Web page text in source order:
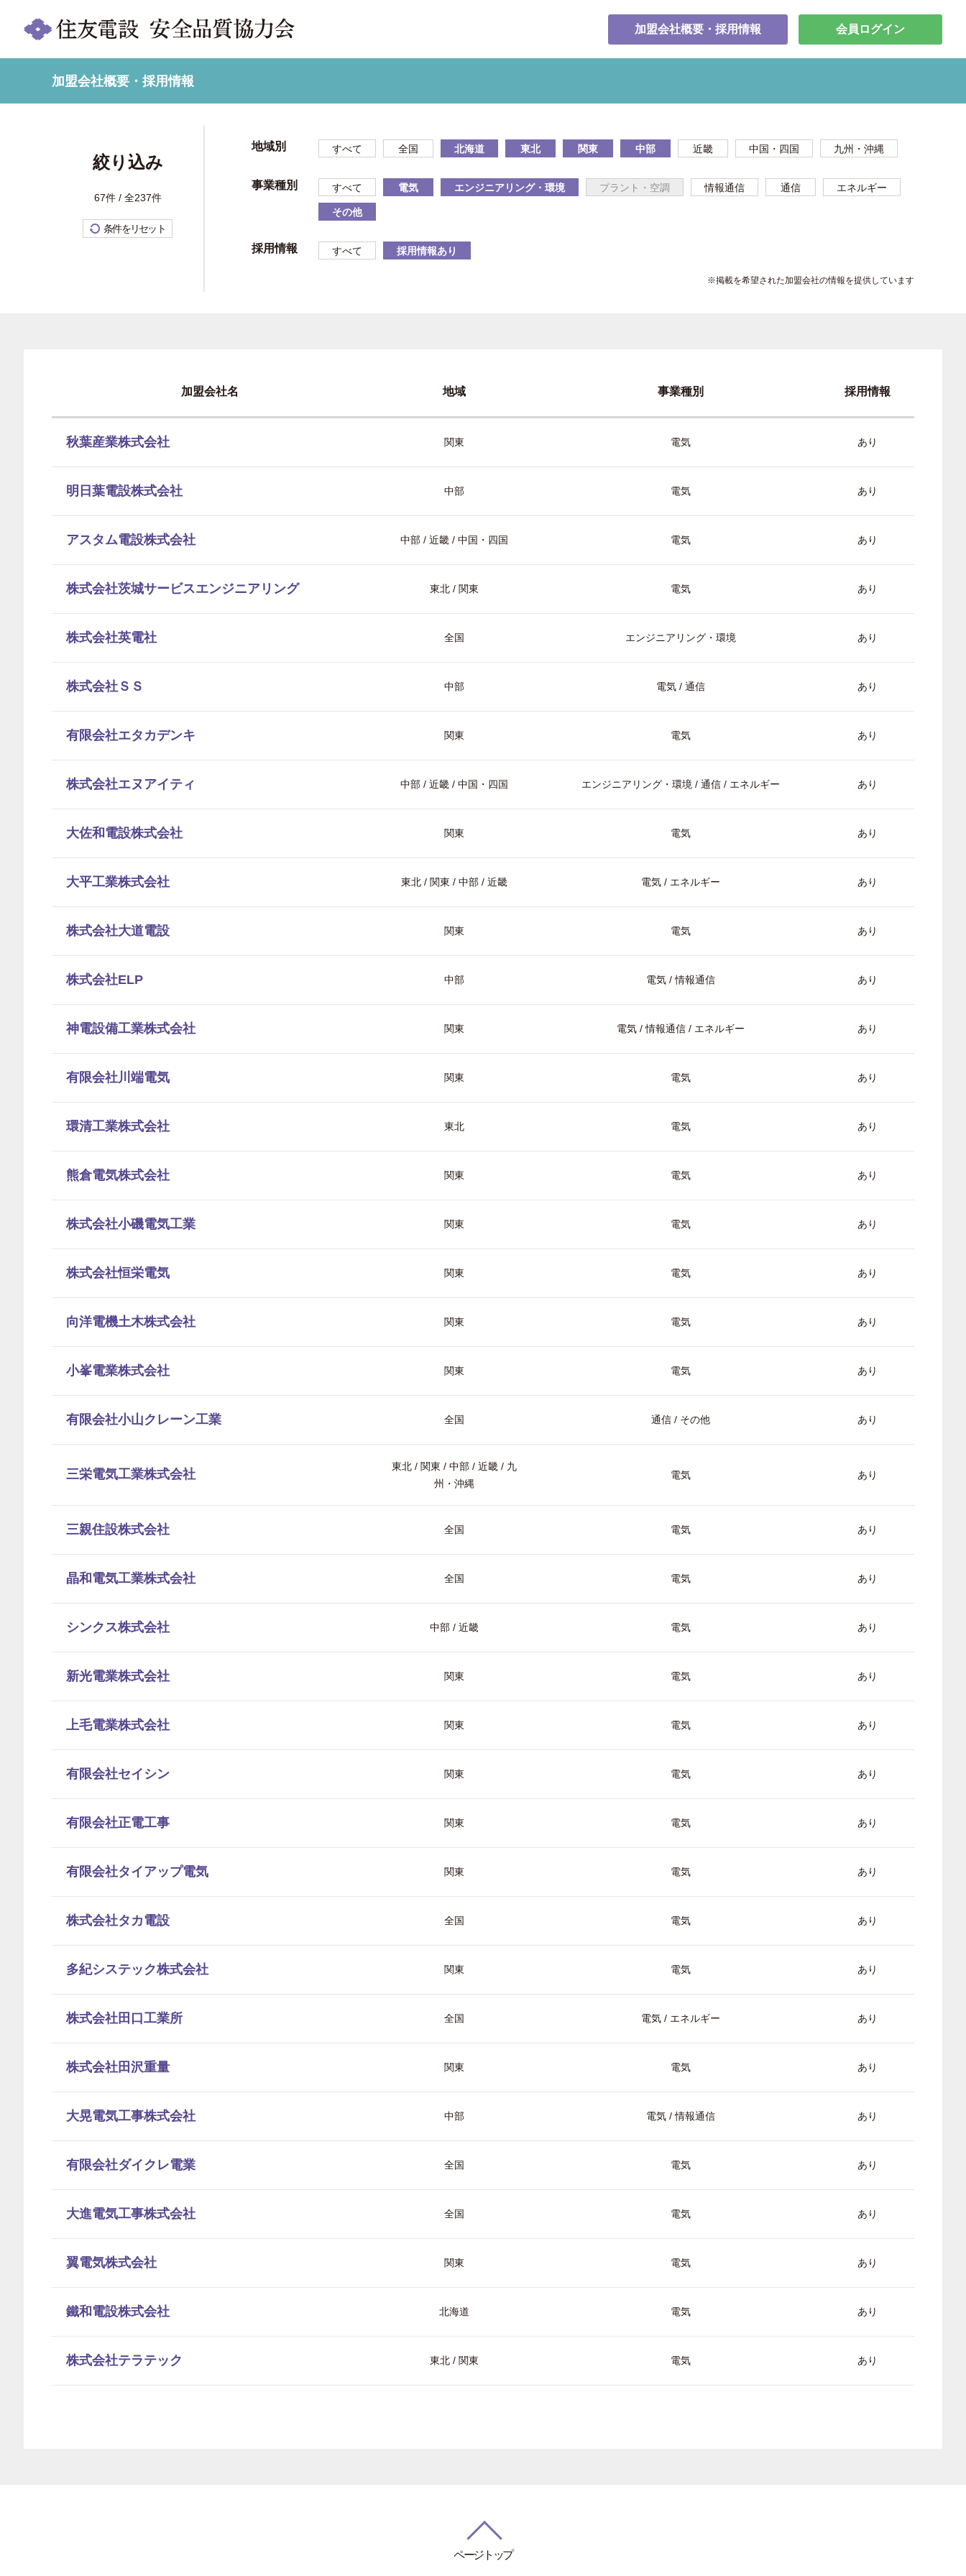
加盟会社概要・採用情報 会員ログイン
加盟会社概要・採用情報
絞り込み
67件 / 全237件
条件をリセット
地域別 すべて 全国 北海道 東北 関東 中部 近畿 中国・四国 九州・沖縄
事業種別 すべて 電気 エンジニアリング・環境 プラント・空調 情報通信 通信 エネルギー
その他
採用情報 すべて 採用情報あり
※掲載を希望された加盟会社の情報を提供しています
加盟会社名 地域 事業種別 採用情報
秋葉産業株式会社 関東 電気 あり
明日葉電設株式会社 中部 電気 あり
アスタム電設株式会社 中部 / 近畿 / 中国・四国 電気 あり
株式会社茨城サービスエンジニアリング 東北 / 関東 電気 あり
株式会社英電社 全国 エンジニアリング・環境 あり
株式会社ＳＳ 中部 電気 / 通信 あり
有限会社エタカデンキ 関東 電気 あり
株式会社エヌアイティ 中部 / 近畿 / 中国・四国 エンジニアリング・環境 / 通信 / エネルギー あり
大佐和電設株式会社 関東 電気 あり
大平工業株式会社 東北 / 関東 / 中部 / 近畿 電気 / エネルギー あり
株式会社大道電設 関東 電気 あり
株式会社ELP 中部 電気 / 情報通信 あり
神電設備工業株式会社 関東 電気 / 情報通信 / エネルギー あり
有限会社川端電気 関東 電気 あり
環清工業株式会社 東北 電気 あり
熊倉電気株式会社 関東 電気 あり
株式会社小磯電気工業 関東 電気 あり
株式会社恒栄電気 関東 電気 あり
向洋電機土木株式会社 関東 電気 あり
小峯電業株式会社 関東 電気 あり
有限会社小山クレーン工業 全国 通信 / その他 あり
三栄電気工業株式会社
東北 / 関東 / 中部 / 近畿 / 九
州・沖縄
電気 あり
三親住設株式会社 全国 電気 あり
晶和電気工業株式会社 全国 電気 あり
シンクス株式会社 中部 / 近畿 電気 あり
新光電業株式会社 関東 電気 あり
上毛電業株式会社 関東 電気 あり
有限会社セイシン 関東 電気 あり
有限会社正電工事 関東 電気 あり
有限会社タイアップ電気 関東 電気 あり
株式会社タカ電設 全国 電気 あり
多紀システック株式会社 関東 電気 あり
株式会社田口工業所 全国 電気 / エネルギー あり
株式会社田沢重量 関東 電気 あり
大晃電気工事株式会社 中部 電気 / 情報通信 あり
有限会社ダイクレ電業 全国 電気 あり
大進電気工事株式会社 全国 電気 あり
翼電気株式会社 関東 電気 あり
鐵和電設株式会社 北海道 電気 あり
株式会社テラテック 東北 / 関東 電気 あり
ページトップ